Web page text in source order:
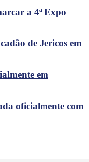
a 4ª Expo
de Jericos em
em
oficialmente com